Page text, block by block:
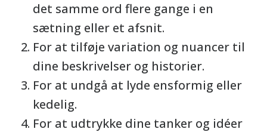
det samme ord flere gange i en
sætning eller et afsnit.
For at tilføje variation og nuancer til
dine beskrivelser og historier.
For at undgå at lyde ensformig eller
kedelig.
For at udtrykke dine tanker og idéer